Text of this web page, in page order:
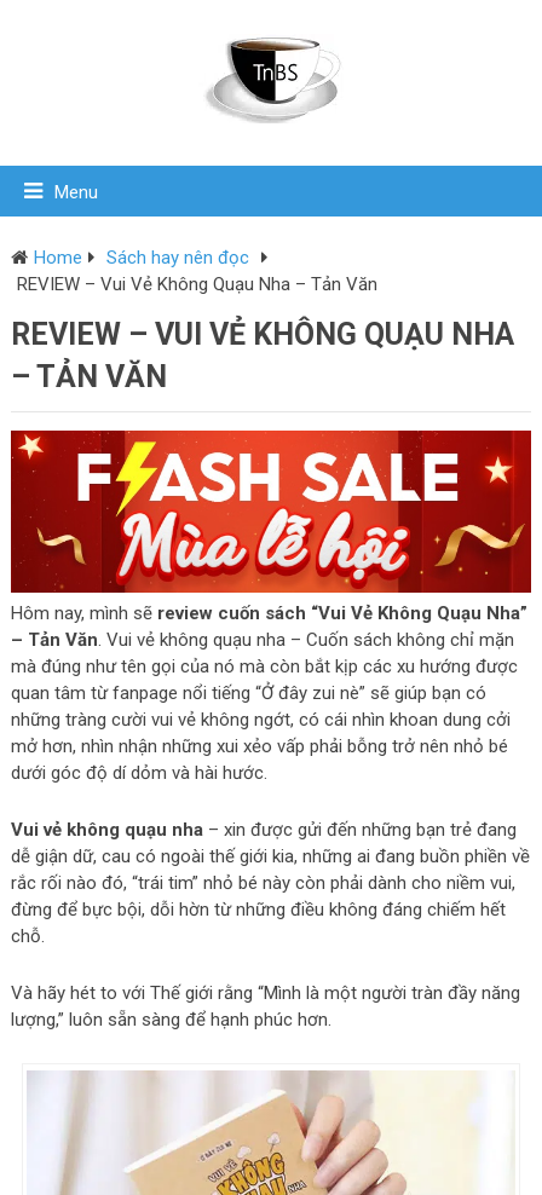
Menu
Home
Sách hay nên đọc
REVIEW – Vui Vẻ Không Quạu Nha – Tản Văn
REVIEW – VUI VẺ KHÔNG QUẠU NHA
– TẢN VĂN
Hôm nay, mình sẽ review cuốn sách “Vui Vẻ Không Quạu Nha”
– Tản Văn. Vui vẻ không quạu nha – Cuốn sách không chỉ mặn
mà đúng như tên gọi của nó mà còn bắt kịp các xu hướng được
quan tâm từ fanpage nổi tiếng “Ở đây zui nè” sẽ giúp bạn có
những tràng cười vui vẻ không ngớt, có cái nhìn khoan dung cởi
mở hơn, nhìn nhận những xui xẻo vấp phải bỗng trở nên nhỏ bé
dưới góc độ dí dỏm và hài hước.
Vui vẻ không quạu nha– xin được gửi đến những bạn trẻ đang
dễ giận dữ, cau có ngoài thế giới kia, những ai đang buồn phiền về
rắc rối nào đó, “trái tim” nhỏ bé này còn phải dành cho niềm vui,
đừng để bực bội, dỗi hờn từ những điều không đáng chiếm hết
chỗ.
Và hãy hét to với Thế giới rằng “Mình là một người tràn đầy năng
lượng,” luôn sẵn sàng để hạnh phúc hơn.